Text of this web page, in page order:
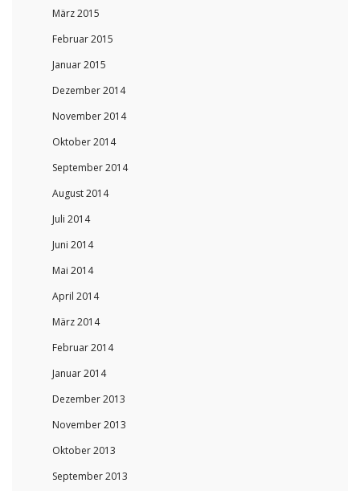
März 2015
Februar 2015
Januar 2015
Dezember 2014
November 2014
Oktober 2014
September 2014
August 2014
Juli 2014
Juni 2014
Mai 2014
April 2014
März 2014
Februar 2014
Januar 2014
Dezember 2013
November 2013
Oktober 2013
September 2013